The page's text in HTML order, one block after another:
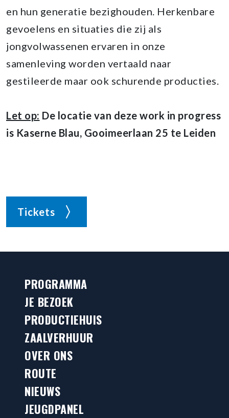
en hun generatie bezighouden. Herkenbare
gevoelens en situaties die zij als
jongvolwassenen ervaren in onze
samenleving worden vertaald naar
gestileerde maar ook schurende producties.
Let op: De locatie van deze work in progress
is Kaserne Blau, Gooimeerlaan 25 te Leiden
Tickets
PROGRAMMA
JE BEZOEK
PRODUCTIEHUIS
ZAALVERHUUR
OVER ONS
ROUTE
NIEUWS
JEUGDPANEL